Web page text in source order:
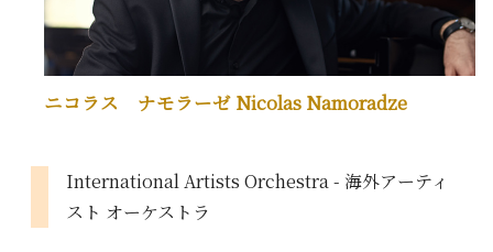
ニコラス ナモラーゼ Nicolas Namoradze
International Artists Orchestra - 海外アーティ
スト オーケストラ